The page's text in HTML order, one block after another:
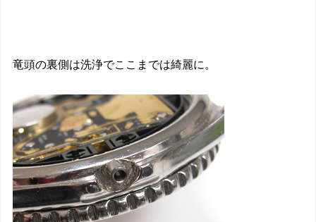
竜頭の裏側は洗浄でここまでは綺麗に。